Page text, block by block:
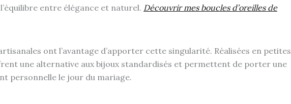
entre élégance et naturel. Découvrir mes boucles d’oreilles de
ont l’avantage d’apporter cette singularité. Réalisées en petites
une alternative aux bijoux standardisés et permettent de porter une
personnelle le jour du mariage.